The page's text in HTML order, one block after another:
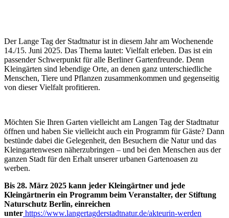
Der Lange Tag der Stadtnatur ist in diesem Jahr am Wochenende
14./15. Juni 2025. Das Thema lautet: Vielfalt erleben. Das ist ein
passender Schwerpunkt für alle Berliner Gartenfreunde. Denn
Kleingärten sind lebendige Orte, an denen ganz unterschiedliche
Menschen, Tiere und Pflanzen zusammenkommen und gegenseitig
von dieser Vielfalt profitieren.
Möchten Sie Ihren Garten vielleicht am Langen Tag der Stadtnatur
öffnen und haben Sie vielleicht auch ein Programm für Gäste? Dann
bestünde dabei die Gelegenheit, den Besuchern die Natur und das
Kleingartenwesen näherzubringen – und bei den Menschen aus der
ganzen Stadt für den Erhalt unserer urbanen Gartenoasen zu
werben.
Bis 28. März 2025 kann jeder Kleingärtner und jede
Kleingärtnerin ein Programm beim Veranstalter, der Stiftung
Naturschutz Berlin, einreichen
unter https://www.langertagderstadtnatur.de/akteurin-werden